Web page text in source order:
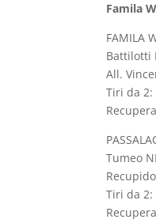
Famila
FAMILA
Battilotti
All.
Tiri da 2:
Tumeo
Recupido
Tiri da 2: